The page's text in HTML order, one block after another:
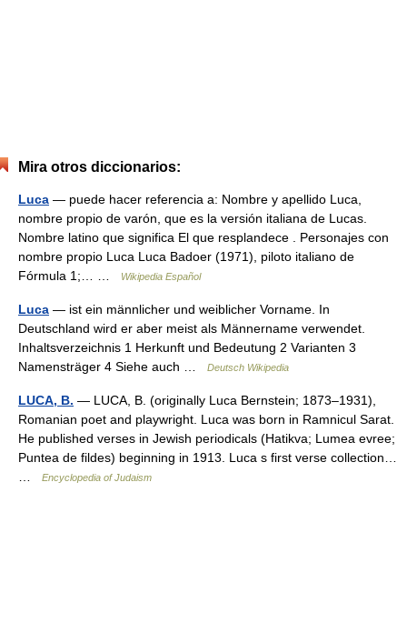
Mira otros diccionarios:
Luca — puede hacer referencia a: Nombre y apellido Luca,
nombre propio de varón, que es la versión italiana de Lucas.
Nombre latino que significa El que resplandece . Personajes con
nombre propio Luca Luca Badoer (1971), piloto italiano de
Fórmula 1;… …
Wikipedia Español
Luca — ist ein männlicher und weiblicher Vorname. In
Deutschland wird er aber meist als Männername verwendet.
Inhaltsverzeichnis 1 Herkunft und Bedeutung 2 Varianten 3
Namensträger 4 Siehe auch …
Deutsch Wikipedia
LUCA, B. — LUCA, B. (originally Luca Bernstein; 1873–1931),
Romanian poet and playwright. Luca was born in Ramnicul Sarat.
He published verses in Jewish periodicals (Hatikva; Lumea evree;
Puntea de fildes) beginning in 1913. Luca s first verse collection…
Encyclopedia of Judaism